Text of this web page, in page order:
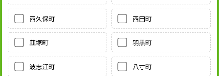
西久保町 西田町
韮塚町 羽黒町
波志江町 八寸町